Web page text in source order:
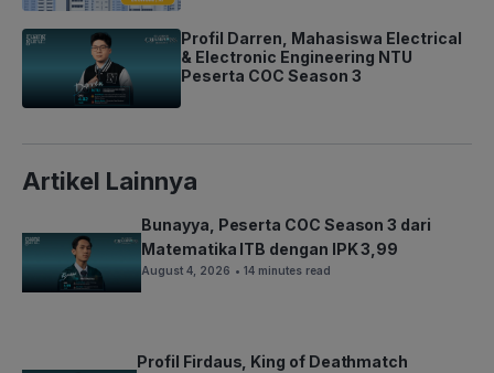
Profil Darren, Mahasiswa Electrical
& Electronic Engineering NTU
Peserta COC Season 3
Artikel Lainnya
Bunayya, Peserta COC Season 3 dari
Matematika ITB dengan IPK 3,99
August 4, 2026 • 14 minutes read
Profil Firdaus, King of Deathmatch